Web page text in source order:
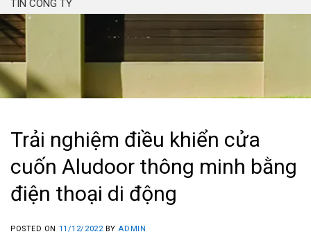
TIN CÔNG TY
Trải nghiệm điều khiển cửa
cuốn Aludoor thông minh bằng
điện thoại di động
POSTED ON 11/12/2022BYADMIN